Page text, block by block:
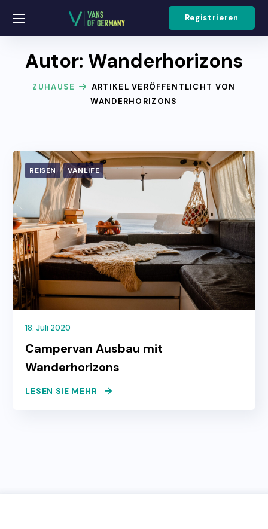
Registrieren
Autor: Wanderhorizons
ZUHAUSE
ARTIKEL VERÖFFENTLICHT VON
WANDERHORIZONS
REISEN VANLIFE
18. Juli 2020
Campervan Ausbau mit
Wanderhorizons
LESEN SIE MEHR